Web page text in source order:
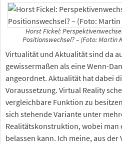
Horst Fickel:
Positionswechsel? – (Foto: Martin
Virtualität und Aktualität sind da
gewissermaßen als eine Wenn-
angeordnet. Aktualität hat dabei
Voraussetzung. Virtual Reality
vergleichbare Funktion zu
sich stehende Variante unter
Realitätskonstruktion, wobei man
belassen kann. Ich meine, aus der